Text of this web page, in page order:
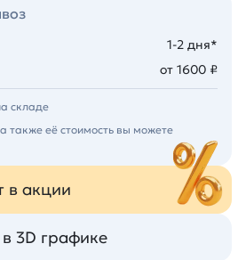
1-2 дня*
от 1600 ₽
складе
также её стоимость вы можете
в акции
3D графике